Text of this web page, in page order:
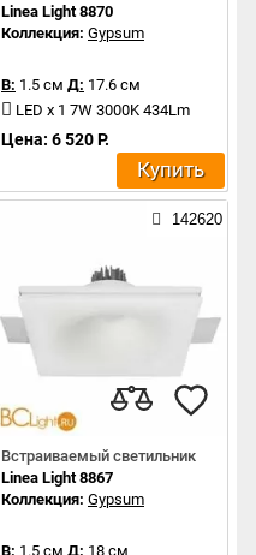
Linea Light 8870
Коллекция: Gypsum
В: 1.5 см Д: 17.6 см
LED x 1 7W 3000K 434Lm
Цена: 6 520 Р.
Купить
142620
Встраиваемый светильник
Linea Light 8867
Коллекция: Gypsum
В: 1.5 см Д: 18 см